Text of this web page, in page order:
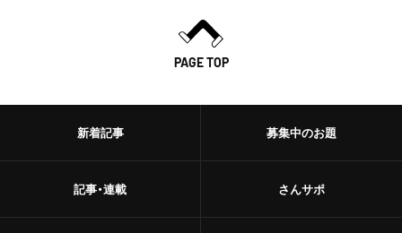
PAGE TOP
新着記事
記事・連載
募集中のお題
さんサポ